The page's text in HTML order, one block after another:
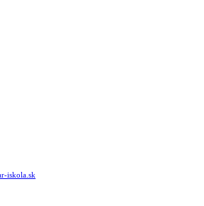
iskola.sk